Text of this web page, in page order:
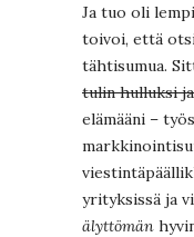
Ja tuo oli
toivoi, että
tähtisumua.
tulin hulluksi
elämääni –
yrityksissä ja
älyttömän